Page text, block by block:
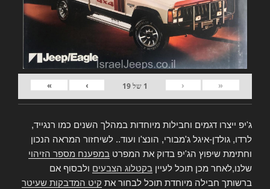
«
‹
1 של19
›
»
ג'יפ ייצרו דגמים וחבילות מיוחדות במהלך השנים כמו רנגייד,
לרדו, גולדן-איגל ג'מבורי, הונצ'ו ועוד.. לשיחזור המראה הנכון
וחתימת שיפוץ הג'יפ בדוק את המפרט במפענח מספר הזיהוי
שלנו,לאחר מכן תוכל לעיין בקטלוג הצבעים ולבסוף אם
ברשותך חבילה מיוחדת תוכל לבחור את קיט המדבקות שעיטר